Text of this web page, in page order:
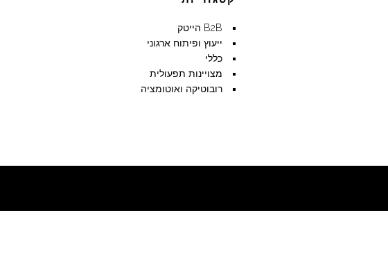
B2B הייטק
ייעוץ ופיתוח ארגוני
כללי
מצויינות תפעולית
רובוטיקה ואוטומציה